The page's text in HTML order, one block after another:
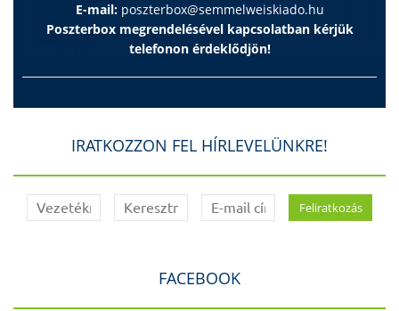
E-mail: poszterbox@semmelweiskiado.hu
Poszterbox megrendelésével kapcsolatban kérjük
telefonon érdeklődjön!
IRATKOZZON FEL HÍRLEVELÜNKRE!
FACEBOOK